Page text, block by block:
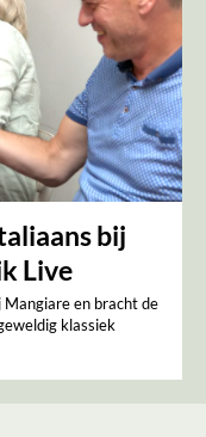
bij
Live
en bracht de
klassiek